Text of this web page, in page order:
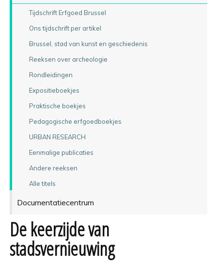
Tijdschrift Erfgoed Brussel
Ons tijdschrift per artikel
Brussel, stad van kunst en geschiedenis
Reeksen over archeologie
Rondleidingen
Expositieboekjes
Praktische boekjes
Pedagogische erfgoedboekjes
URBAN RESEARCH
Eenmalige publicaties
Andere reeksen
Alle titels
Documentatiecentrum
De keerzijde van
stadsvernieuwing